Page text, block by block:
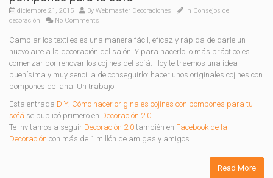
diciembre 21, 2015 By Webmaster Decoraciones In Consejos de
decoración
No Comments
Cambiar los textiles es una manera fácil, eficaz y rápida de darle un
nuevo aire a la decoración del salón. Y para hacerlo lo más práctico es
comenzar por renovar los cojines del sofá. Hoy te traemos una idea
buenísima y muy sencilla de conseguirlo: hacer unos originales cojines con
pompones de lana. Un trabajo
Esta entrada DIY: Cómo hacer originales cojines con pompones para tu
sofá se publicó primero en Decoración 2.0.
Te invitamos a seguir Decoración 2.0 también en Facebook de la
Decoración con más de 1 millón de amigas y amigos.
Read More